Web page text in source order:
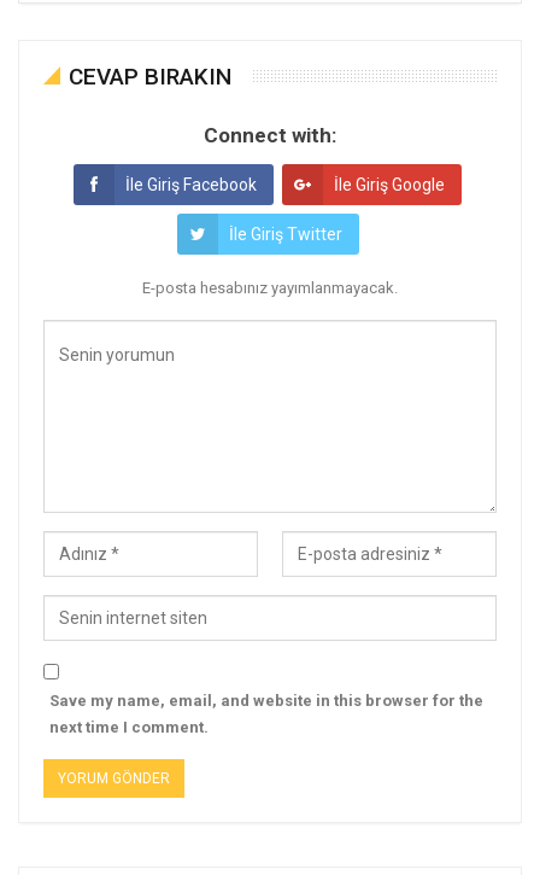
CEVAP BIRAKIN
Connect with:
İle Giriş Facebook İle Giriş Google
İle Giriş Twitter
E-posta hesabınız yayımlanmayacak.
Save my name, email, and website in this browser for the
next time I comment.